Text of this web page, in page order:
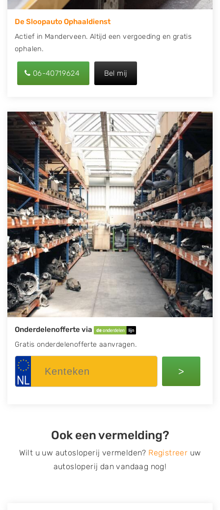
De Sloopauto Ophaaldienst
Actief in Manderveen. Altijd een vergoeding en gratis
ophalen.
06-40719624 Bel mij
Onderdelenofferte via
Gratis onderdelenofferte aanvragen.
>
Ook een vermelding?
Wilt u uw autosloperij vermelden? Registreer uw
autosloperij dan vandaag nog!